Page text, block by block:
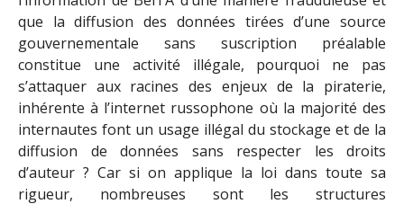
que la diffusion des données tirées d’une source
gouvernementale sans suscription préalable
constitue une activité illégale, pourquoi ne pas
s’attaquer aux racines des enjeux de la piraterie,
inhérente à l’internet russophone où la majorité des
internautes font un usage illégal du stockage et de la
diffusion de données sans respecter les droits
d’auteur ? Car si on applique la loi dans toute sa
rigueur, nombreuses sont les structures